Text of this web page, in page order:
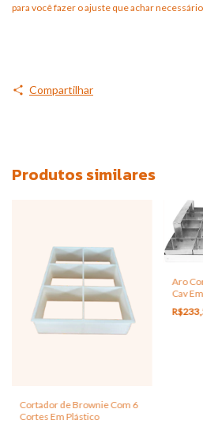
para você fazer o ajuste que achar necessário
Compartilhar
Produtos similares
Cortador de Brownie Com 6
Cortes Em Plástico
Aro
Cav